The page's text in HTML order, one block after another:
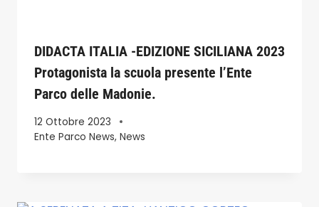
DIDACTA ITALIA -EDIZIONE SICILIANA 2023
Protagonista la scuola presente l’Ente
Parco delle Madonie.
12 Ottobre 2023
Ente Parco News, News